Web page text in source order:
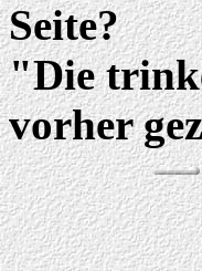
Seite?
"Die
vorher